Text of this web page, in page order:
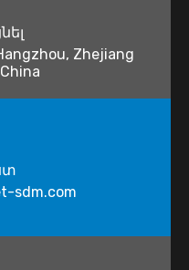
Zhejiang
sdm.com